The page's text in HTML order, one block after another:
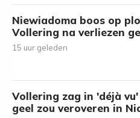
Niewiadoma boos op
Vollering na verliezen
15 uur geleden
Vollering zag in 'déjà
geel zou veroveren in